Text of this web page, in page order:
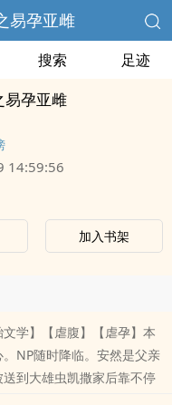
易孕亚雌
搜索 足迹
易孕亚雌
14:59:56
加入书架
学】【虐腹】【虐孕】本
NP随时降临。安然是父亲
到大雄虫凯撒家后靠不停